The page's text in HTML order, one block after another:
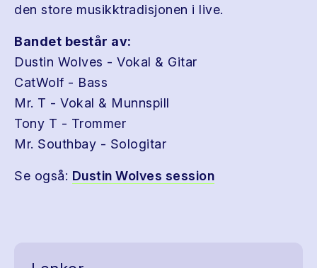
den store musikktradisjonen i live.
Bandet består av:
Dustin Wolves - Vokal & Gitar
CatWolf - Bass
Mr. T - Vokal & Munnspill
Tony T - Trommer
Mr. Southbay - Sologitar
Se også: Dustin Wolves session